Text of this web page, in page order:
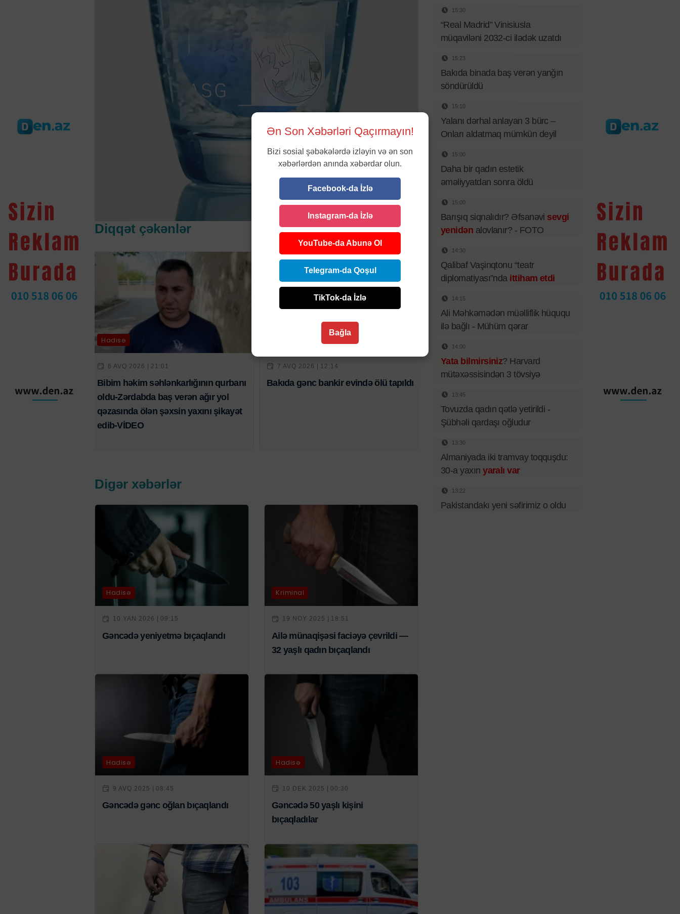
Diqqət çəkənlər
Hadisə
6 AVQ 2026 | 21:01
Bibim həkim səhlənkarlığının qurbanı
oldu-Zərdabda baş verən ağır yol
qəzasında ölən şəxsin yaxını şikayət
edib-VİDEO
7 AVQ 2026 | 12:14
Bakıda gənc bankir evində ölü tapıldı
Digər xəbərlər
Hadisə
10 YAN 2026 | 09:15
Gəncədə yeniyetmə bıçaqlandı
Kriminal
19 NOY 2025 | 18:51
Ailə münaqişəsi faciəyə çevrildi —
32 yaşlı qadın bıçaqlandı
Hadisə
9 AVQ 2025 | 08:45
Gəncədə gənc oğlan bıçaqlandı
Hadisə
10 DEK 2025 | 00:30
Gəncədə 50 yaşlı kişini
bıçaqladılar
15:30
“Real Madrid” Vinisiusla
müqaviləni 2032-ci ilədək uzatdı
15:23
Bakıda binada baş verən yanğın
söndürüldü
15:10
Yalanı dərhal anlayan 3 bürc –
Onları aldatmaq mümkün deyil
15:00
Daha bir qadın estetik
əməliyyatdan sonra öldü
15:00
Barışıq siqnalıdır? Əfsanəvi sevgi
yenidən alovlanır? - FOTO
14:30
Qalibaf Vaşinqtonu “teatr
diplomatiyası”nda ittiham etdi
14:15
Ali Məhkəmədən müəlliflik hüququ
ilə bağlı - Mühüm qərar
14:00
Yata bilmirsiniz? Harvard
mütəxəssisindən 3 tövsiyə
13:45
Tovuzda qadın qətlə yetirildi -
Şübhəli qardaşı oğludur
13:30
Almaniyada iki tramvay toqquşdu:
30-a yaxınyaralı var
13:22
Pakistandakı yeni səfirimiz o oldu
Ən Son Xəbərləri Qaçırmayın!
Bizi sosial şəbəkələrdə izləyin və ən son
xəbərlərdən anında xəbərdar olun.
Facebook-da İzlə
Instagram-da İzlə
YouTube-da Abunə Ol
Telegram-da Qoşul
TikTok-da İzlə
Bağla